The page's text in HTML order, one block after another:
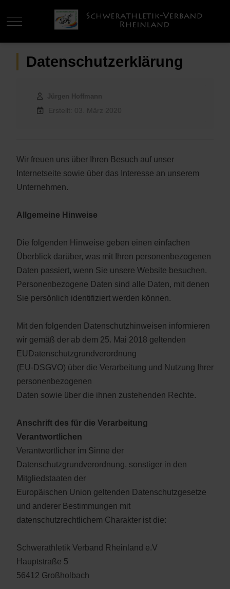
Mobile Menu Toggle
Datenschutzerklärung
Jürgen Hoffmann
Erstellt: 03. März 2020
Wir freuen uns über Ihren Besuch auf unser
Internetseite sowie über das Interesse an unserem
Unternehmen.
Allgemeine Hinweise
Die folgenden Hinweise geben einen einfachen
Überblick darüber, was mit Ihren personenbezogenen
Daten passiert, wenn Sie unsere Website besuchen.
Personenbezogene Daten sind alle Daten, mit denen
Sie persönlich identifiziert werden können.
Mit den folgenden Datenschutzhinweisen informieren
wir gemäß der ab dem 25. Mai 2018 geltenden
EUDatenschutzgrundverordnung
(EU-DSGVO) über die Verarbeitung und Nutzung Ihrer
personenbezogenen
Daten sowie über die ihnen zustehenden Rechte.
Anschrift des für die Verarbeitung
Verantwortlichen
Verantwortlicher im Sinne der
Datenschutzgrundverordnung, sonstiger in den
Mitgliedstaaten der
Europäischen Union geltenden Datenschutzgesetze
und anderer Bestimmungen mit
datenschutzrechtlichem Charakter ist die:
Schwerathletik Verband Rheinland e.V
Hauptstraße 5
56412 Großholbach